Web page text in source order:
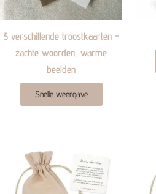
5 verschillende troostkaarten –
zachte woorden, warme
beelden
Snelle weergave